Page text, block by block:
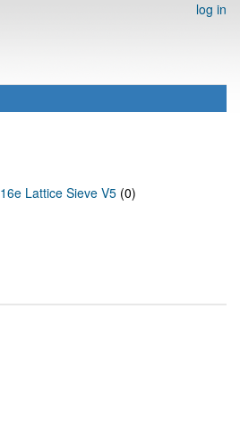
log in
16e Lattice Sieve V5 (0)